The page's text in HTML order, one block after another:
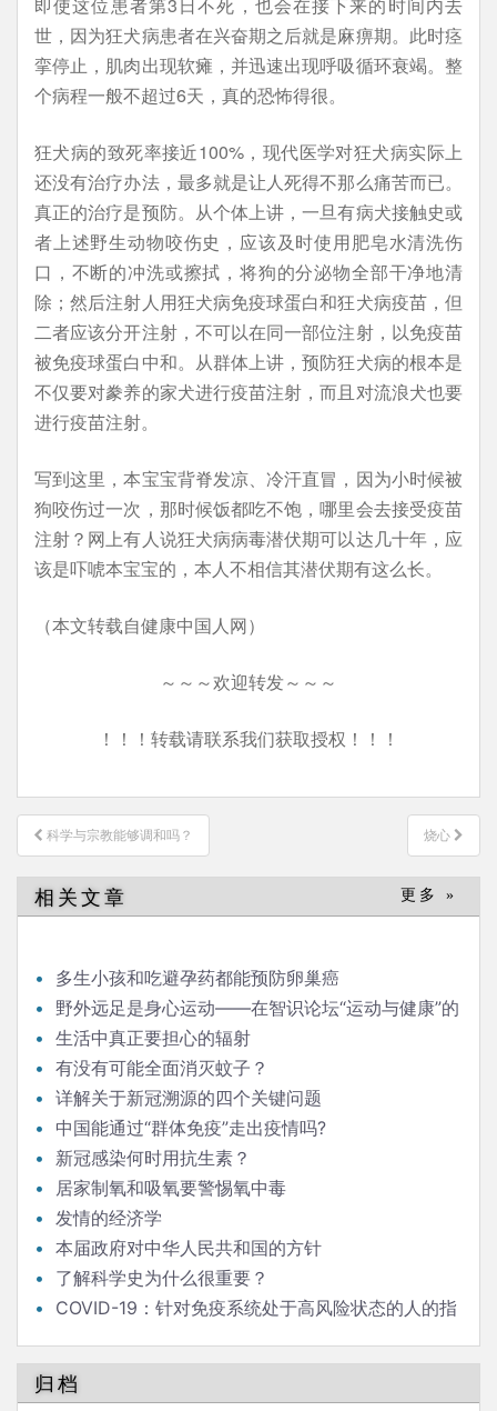
世，因为狂犬病患者在兴奋期之后就是麻痹期。此时痉
挛停止，肌肉出现软瘫，并迅速出现呼吸循环衰竭。整
个病程一般不超过6天，真的恐怖得很。
狂犬病的致死率接近100%，现代医学对狂犬病实际上
还没有治疗办法，最多就是让人死得不那么痛苦而已。
真正的治疗是预防。从个体上讲，一旦有病犬接触史或
者上述野生动物咬伤史，应该及时使用肥皂水清洗伤
口，不断的冲洗或擦拭，将狗的分泌物全部干净地清
除；然后注射人用狂犬病免疫球蛋白和狂犬病疫苗，但
二者应该分开注射，不可以在同一部位注射，以免疫苗
被免疫球蛋白中和。从群体上讲，预防狂犬病的根本是
不仅要对豢养的家犬进行疫苗注射，而且对流浪犬也要
进行疫苗注射。
写到这里，本宝宝背脊发凉、冷汗直冒，因为小时候被
狗咬伤过一次，那时候饭都吃不饱，哪里会去接受疫苗
注射？网上有人说狂犬病病毒潜伏期可以达几十年，应
该是吓唬本宝宝的，本人不相信其潜伏期有这么长。
（本文转载自健康中国人网）
～～～欢迎转发～～～
！！！转载请联系我们获取授权！！！
文
章
导
航
科学与宗教能够调和吗？ 烧心
相关文章 更多 »
多生小孩和吃避孕药都能预防卵巢癌
野外远足是身心运动——在智识论坛“运动与健康”的
发言生活中真正要担心的辐射
有没有可能全面消灭蚊子？
详解关于新冠溯源的四个关键问题
中国能通过“群体免疫”走出疫情吗?
新冠感染何时用抗生素？
居家制氧和吸氧要警惕氧中毒
发情的经济学
本届政府对中华人民共和国的方针
了解科学史为什么很重要？
COVID-19：针对免疫系统处于高风险状态的人的指
归档